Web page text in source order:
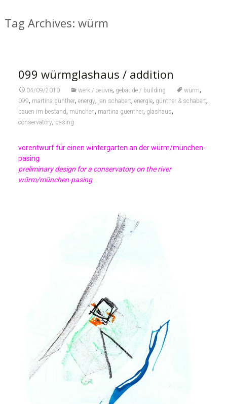
Tag Archives: würm
099 würmglashaus / addition
04/09/2010 werk / oeuvre, gebäude / building würm,
099, martina günther, energy, jan schabert, energie, günther & schabert,
bauen im bestand, münchen, martina guenther, glashaus,
conservatory, pasing
vorentwurf für einen wintergarten an der würm/münchen-
pasing
preliminary design for a conservatory on the river
würm/münchen-pasing